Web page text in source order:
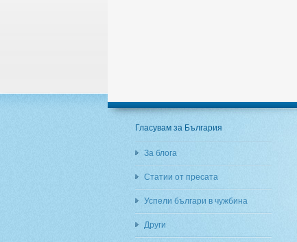
Гласувам за България
За блога
Статии от пресата
Успели българи в чужбина
Други